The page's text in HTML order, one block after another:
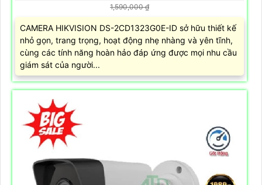
1,590,000 ₫
CAMERA HIKVISION DS-2CD1323G0E-ID sở hữu thiết kế
nhỏ gọn, trang trọng, hoạt động nhẹ nhàng và yên tĩnh,
cùng các tính năng hoàn hảo đáp ứng được mọi nhu cầu
giám sát của người...